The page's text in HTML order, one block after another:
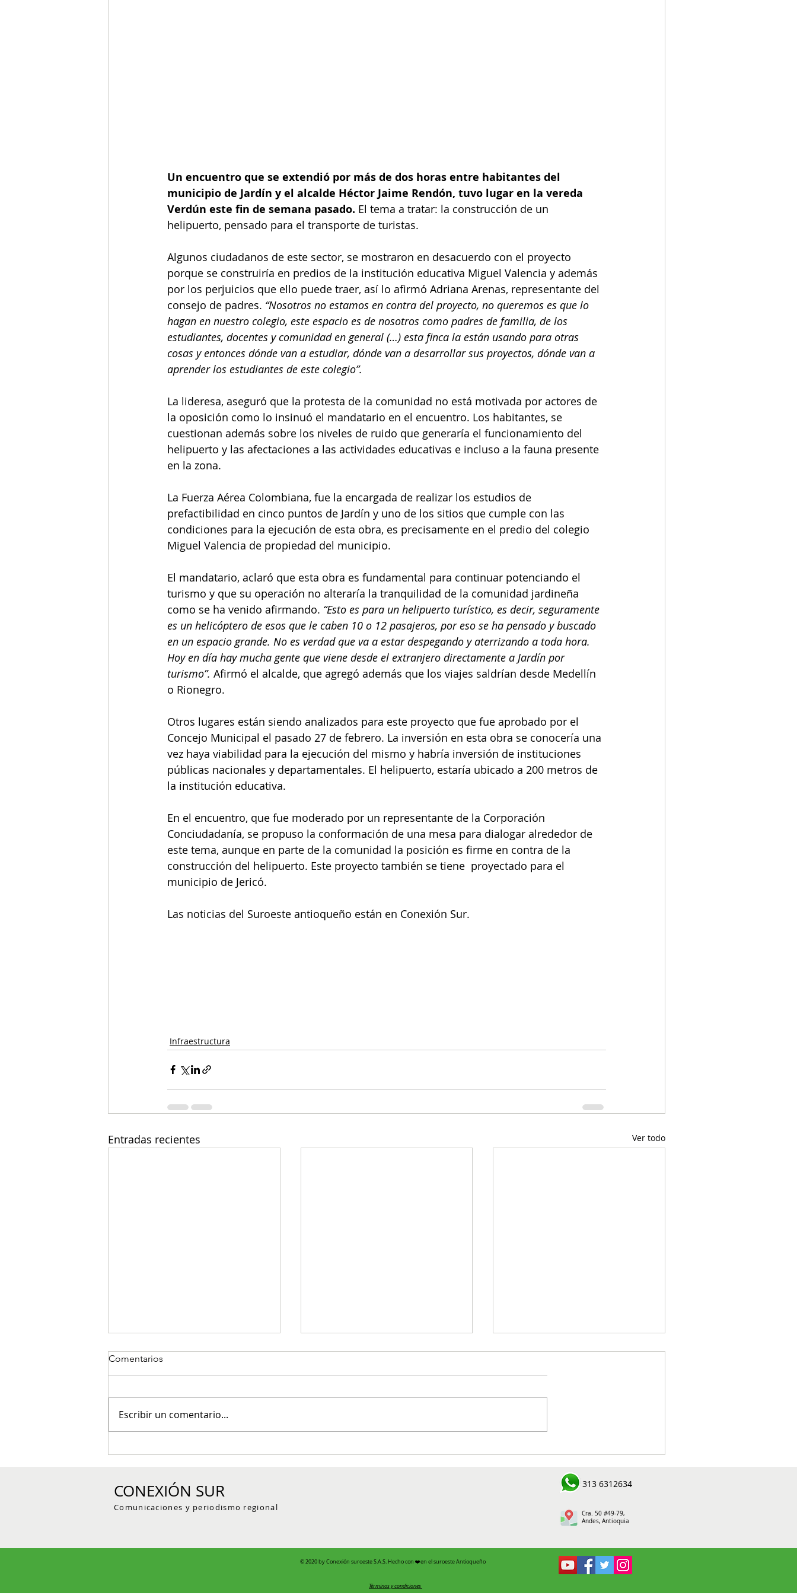
Un encuentro que se extendió por más de dos horas entre habitantes del
municipio de Jardín y el alcalde Héctor Jaime Rendón, tuvo lugar en la vereda
Verdún este fin de semana pasado. El tema a tratar: la construcción de un
helipuerto, pensado para el transporte de turistas.
Algunos ciudadanos de este sector, se mostraron en desacuerdo con el proyecto
porque se construiría en predios de la institución educativa Miguel Valencia y además
por los perjuicios que ello puede traer, así lo afirmó Adriana Arenas, representante del
consejo de padres. “Nosotros no estamos en contra del proyecto, no queremos es que lo
hagan en nuestro colegio, este espacio es de nosotros como padres de familia, de los
estudiantes, docentes y comunidad en general (…) esta finca la están usando para otras
cosas y entonces dónde van a estudiar, dónde van a desarrollar sus proyectos, dónde van a
aprender los estudiantes de este colegio”.
La lideresa, aseguró que la protesta de la comunidad no está motivada por actores de
la oposición como lo insinuó el mandatario en el encuentro. Los habitantes, se
cuestionan además sobre los niveles de ruido que generaría el funcionamiento del
helipuerto y las afectaciones a las actividades educativas e incluso a la fauna presente
en la zona.
La Fuerza Aérea Colombiana, fue la encargada de realizar los estudios de
prefactibilidad en cinco puntos de Jardín y uno de los sitios que cumple con las
condiciones para la ejecución de esta obra, es precisamente en el predio del colegio
Miguel Valencia de propiedad del municipio.
El mandatario, aclaró que esta obra es fundamental para continuar potenciando el
turismo y que su operación no alteraría la tranquilidad de la comunidad jardineña
como se ha venido afirmando. “Esto es para un helipuerto turístico, es decir, seguramente
es un helicóptero de esos que le caben 10 o 12 pasajeros, por eso se ha pensado y buscado
en un espacio grande. No es verdad que va a estar despegando y aterrizando a toda hora.
Hoy en día hay mucha gente que viene desde el extranjero directamente a Jardín por
turismo”. Afirmó el alcalde, que agregó además que los viajes saldrían desde Medellín
o Rionegro.
Otros lugares están siendo analizados para este proyecto que fue aprobado por el
Concejo Municipal el pasado 27 de febrero. La inversión en esta obra se conocería una
vez haya viabilidad para la ejecución del mismo y habría inversión de instituciones
públicas nacionales y departamentales. El helipuerto, estaría ubicado a 200 metros de
la institución educativa.
En el encuentro, que fue moderado por un representante de la Corporación
Conciudadanía, se propuso la conformación de una mesa para dialogar alrededor de
este tema, aunque en parte de la comunidad la posición es firme en contra de la
construcción del helipuerto. Este proyecto también se tiene  proyectado para el
municipio de Jericó.
Las noticias del Suroeste antioqueño están en Conexión Sur.
Infraestructura
Entradas recientes Ver todo
$1.000 millones
placa huella rural en Jardín
Comentarios
Escribir un comentario...
CONEXIÓN SUR
Comunicaciones y periodismo regional
313 6312634
Cra. 50 #49-79,
Andes, Antioquia
© 2020 by Conexión suroeste S.A.S. Hecho con ❤️en el suroeste Antioqueño
Términos y condiciones